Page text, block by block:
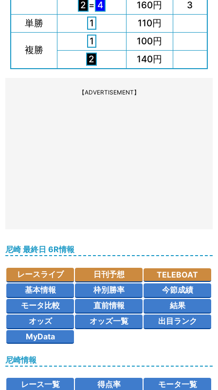
2 = 4 160円
3
単勝
1 110円
複勝
1
100円
2
140円
【ADVERTISEMENT】
尼崎 最終日 6R情報
レースライブ 日刊予想
TELEBOAT
基本情報
枠別勝率
今節成績
モータ比較
直前情報
結果
オッズ
オッズ一覧
出目ランク
MyData
尼崎情報
レース一覧 得点率
モータ一覧